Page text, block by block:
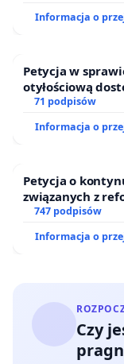
Informacja o
Petycja w
otyłościową
oraz
71 podpisów
Informacja o
Petycja o
związanych z
747 podpisów
Informacja o
Czy